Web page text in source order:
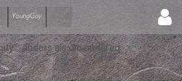
:: anders als die anderen